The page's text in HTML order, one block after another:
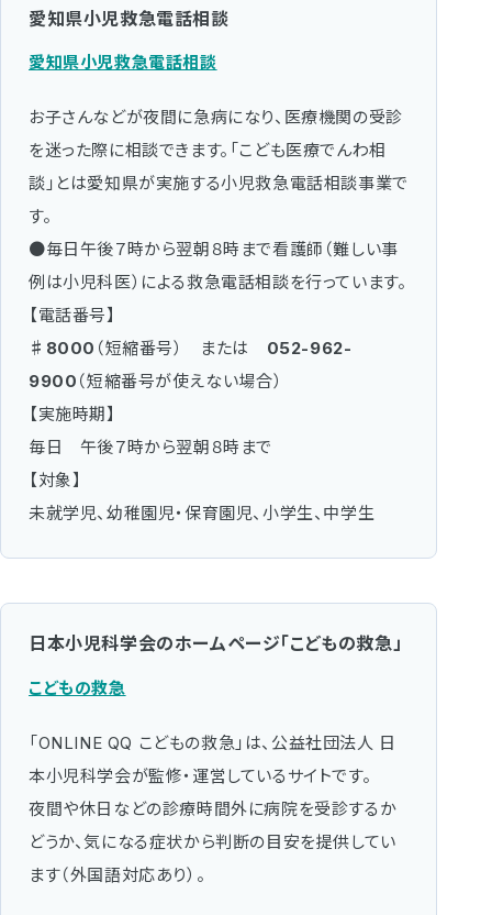
愛知県小児救急電話相談
愛知県小児救急電話相談
お子さんなどが夜間に急病になり、医療機関の受診
を迷った際に相談できます。「こども医療でんわ相
談」とは愛知県が実施する小児救急電話相談事業で
す。
●毎日午後７時から翌朝８時まで看護師（難しい事
例は小児科医）による救急電話相談を行っています。
【電話番号】
♯8000 （短縮番号） または 052-962-
9900 （短縮番号が使えない場合）
【実施時期】
毎日 午後７時から翌朝８時まで
【対象】
未就学児、幼稚園児・保育園児、小学生、中学生
日本小児科学会のホームページ「こどもの救急」
こどもの救急
「ONLINE QQ こどもの救急」は、公益社団法人 日
本小児科学会が監修・運営しているサイトです。
夜間や休日などの診療時間外に病院を受診するか
どうか、気になる症状から判断の目安を提供してい
ます（外国語対応あり）。